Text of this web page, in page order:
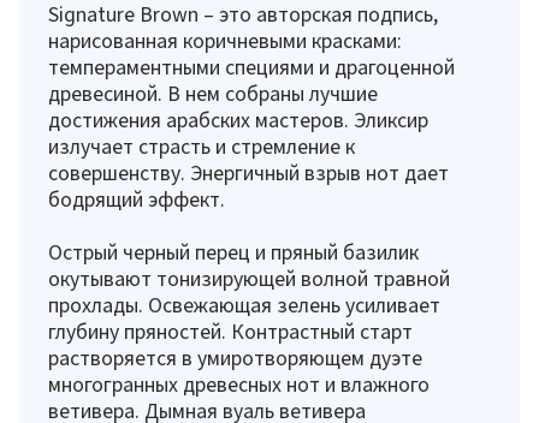
Signature Brown – это авторская подпись,
нарисованная коричневыми красками:
темпераментными специями и драгоценной
древесиной. В нем собраны лучшие
достижения арабских мастеров. Эликсир
излучает страсть и стремление к
совершенству. Энергичный взрыв нот дает
бодрящий эффект.
Острый черный перец и пряный базилик
окутывают тонизирующей волной травной
прохлады. Освежающая зелень усиливает
глубину пряностей. Контрастный старт
растворяется в умиротворяющем дуэте
многогранных древесных нот и влажного
ветивера. Дымная вуаль ветивера